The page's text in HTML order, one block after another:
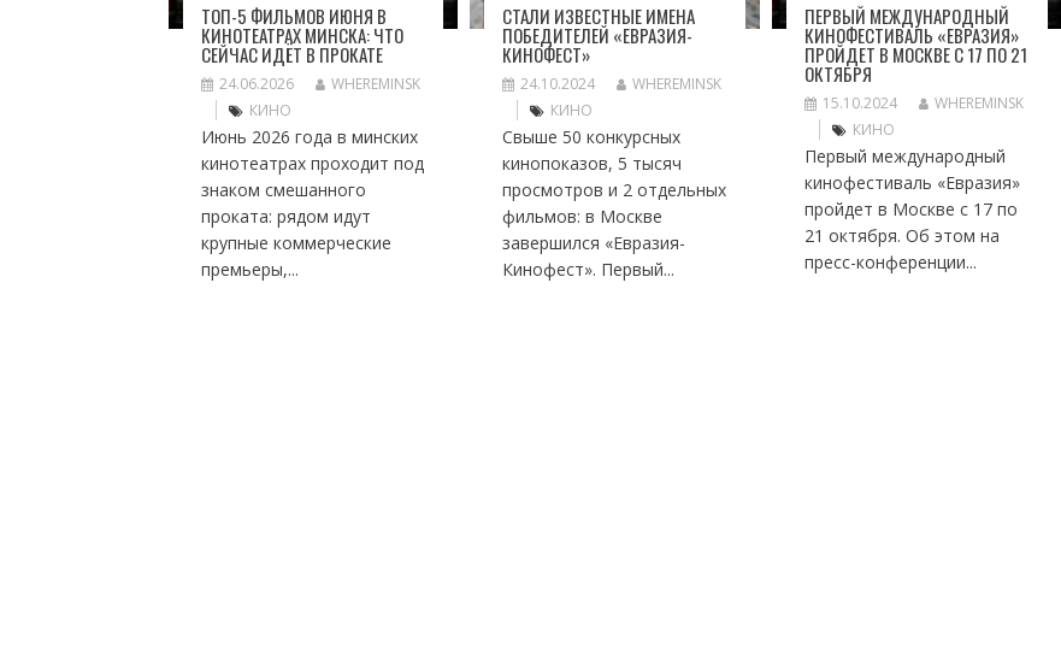
ТОП-5 ФИЛЬМОВ ИЮНЯ В
КИНОТЕАТРАХ МИНСКА: ЧТО
СЕЙЧАС ИДЁТ В ПРОКАТЕ
24.06.2026
WHEREMINSK
КИНО
Июнь 2026 года в минских
кинотеатрах проходит под
знаком смешанного
проката: рядом идут
крупные коммерческие
премьеры,...
СТАЛИ ИЗВЕСТНЫЕ ИМЕНА
ПОБЕДИТЕЛЕЙ «ЕВРАЗИЯ-
КИНОФЕСТ»
24.10.2024
WHEREMINSK
КИНО
Свыше 50 конкурсных
кинопоказов, 5 тысяч
просмотров и 2 отдельных
фильмов: в Москве
завершился «Евразия-
Кинофест». Первый...
ПЕРВЫЙ МЕЖДУНАРОДНЫЙ
КИНОФЕСТИВАЛЬ «ЕВРАЗИЯ»
ПРОЙДЕТ В МОСКВЕ С 17 ПО 21
ОКТЯБРЯ
15.10.2024
WHEREMINSK
КИНО
Первый международный
кинофестиваль «Евразия»
пройдет в Москве с 17 по
21 октября. Об этом на
пресс-конференции...